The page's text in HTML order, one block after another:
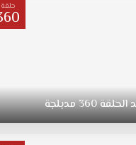
حلقة
الحلقة360مدبلجة